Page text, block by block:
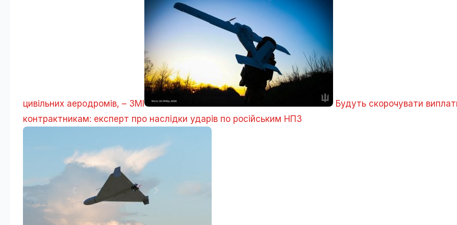
цивільних аеродромів, – ЗМІ
Будуть скорочувати
контрактникам: експерт про наслідки ударів по російським НПЗ